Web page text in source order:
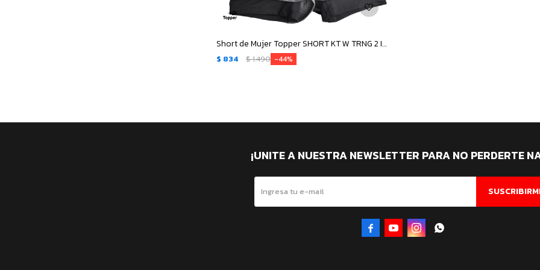
Short de Mujer Topper SHORT KT W TRNG 2 IN 1 - Negro Melange
$ 834 $1.490 44
¡UNITE A NUESTRA NEWSLETTER PARA NO PERDERTE
   